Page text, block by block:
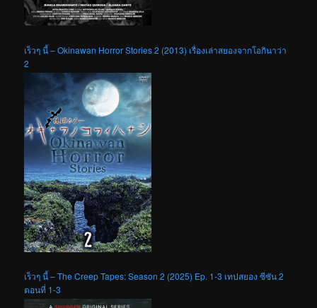
เร็วๆ นี้ – Okinawan Horror Stories 2 (2013) เรื่องเล่าสยองจากโอกินาว่า
2
เร็วๆ นี้ – The Creep Tapes: Season 2 (2025) Ep. 1-3 เทปสยอง ซีซัน 2
ตอนที่ 1-3